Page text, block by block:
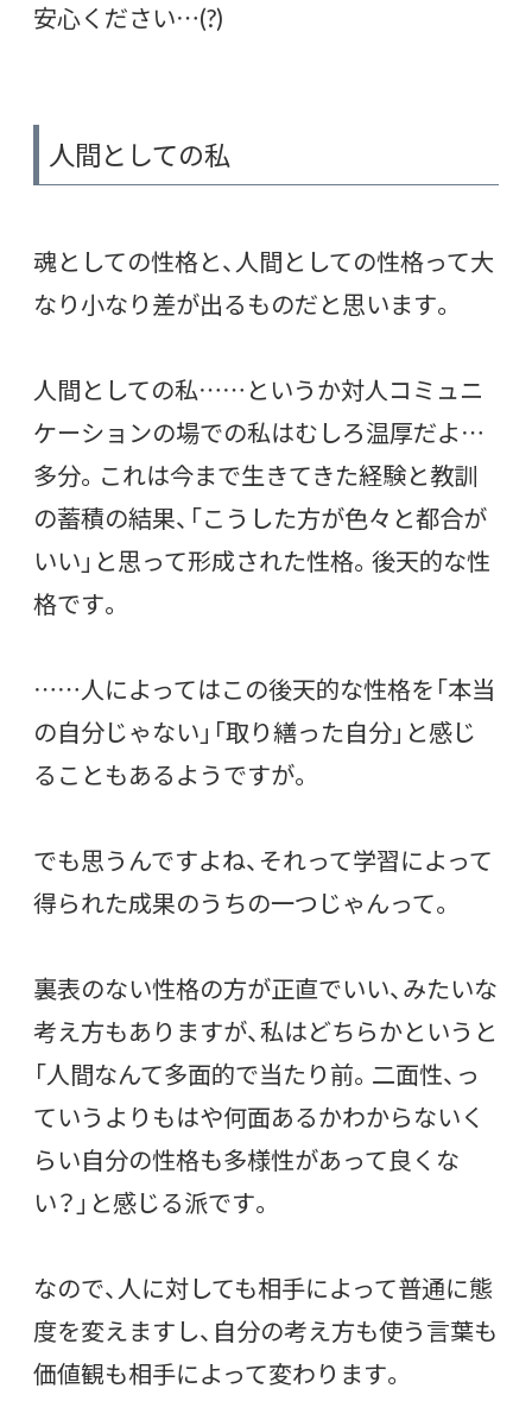
安心ください…(?)
人間としての私
魂としての性格と、人間としての性格って大
なり小なり差が出るものだと思います。
人間としての私……というか対人コミュニ
ケーションの場での私はむしろ温厚だよ…
多分。これは今まで生きてきた経験と教訓
の蓄積の結果、「こうした方が色々と都合が
いい」と思って形成された性格。後天的な性
格です。
……人によってはこの後天的な性格を「本当
の自分じゃない」「取り繕った自分」と感じ
ることもあるようですが。
でも思うんですよね、それって学習によって
得られた成果のうちの一つじゃんって。
裏表のない性格の方が正直でいい、みたいな
考え方もありますが、私はどちらかというと
「人間なんて多面的で当たり前。二面性、っ
ていうよりもはや何面あるかわからないく
らい自分の性格も多様性があって良くな
い？」と感じる派です。
なので、人に対しても相手によって普通に態
度を変えますし、自分の考え方も使う言葉も
価値観も相手によって変わります。